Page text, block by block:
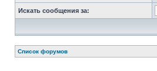
Искать сообщения за:
Список форумов